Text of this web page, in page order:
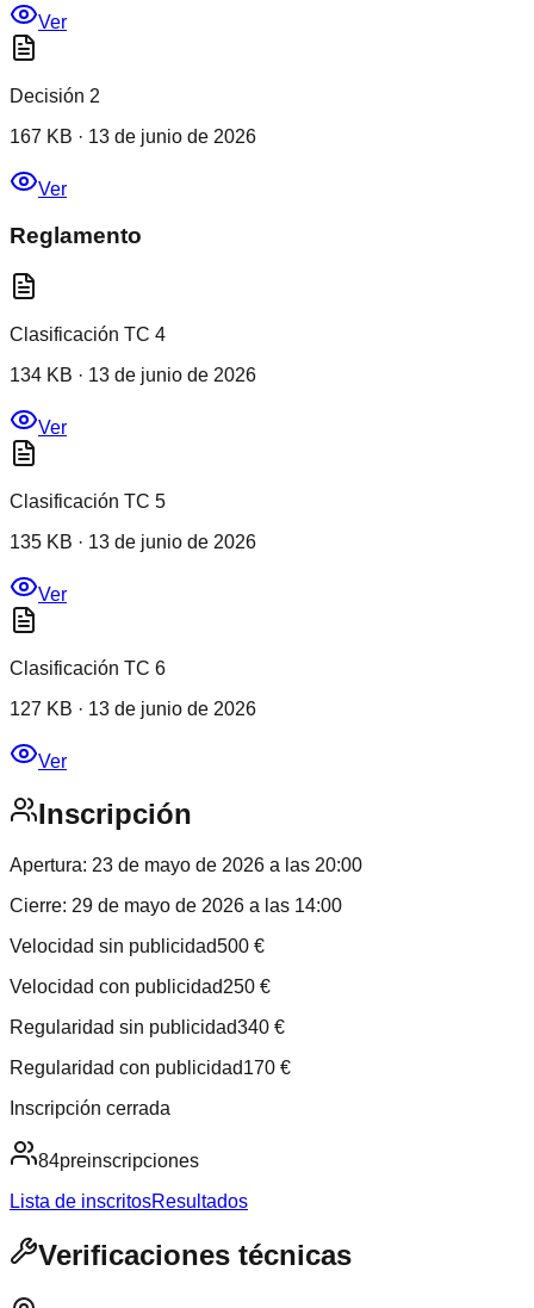
Ver
Decisión 2
167 KB · 13 de junio de 2026
Ver
Reglamento
Clasificación TC 4
134 KB · 13 de junio de 2026
Ver
Clasificación TC 5
135 KB · 13 de junio de 2026
Ver
Clasificación TC 6
127 KB · 13 de junio de 2026
Ver
Inscripción
Apertura: 23 de mayo de 2026 a las 20:00
Cierre: 29 de mayo de 2026 a las 14:00
Velocidad sin publicidad500 €
Velocidad con publicidad250 €
Regularidad sin publicidad340 €
Regularidad con publicidad170 €
Inscripción cerrada
84preinscripciones
Lista de inscritosResultados
Verificaciones técnicas